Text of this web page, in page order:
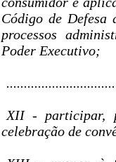
Código de Defesa
processos
Poder Executivo;
XII - participar,
celebração de